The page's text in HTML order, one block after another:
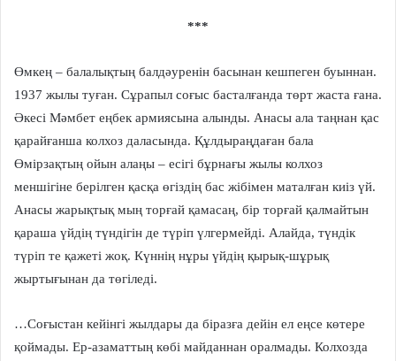
***
Өмкең – балалықтың балдәуренін басынан кешпеген буыннан.
1937 жылы туған. Сұрапыл соғыс басталғанда төрт жаста ғана.
Әкесі Мәмбет еңбек армиясына алынды. Анасы ала таңнан қас
қарайғанша колхоз даласында. Құлдыраңдаған бала
Өмірзақтың ойын алаңы – есігі бұрнағы жылы колхоз
меншігіне берілген қасқа өгіздің бас жібімен маталған киіз үй.
Анасы жарықтық мың торғай қамасаң, бір торғай қалмайтын
қараша үйдің түндігін де түріп үлгермейді. Алайда, түндік
түріп те қажеті жоқ. Күннің нұры үйдің қырық-шұрық
жыртығынан да төгіледі.
…Соғыстан кейінгі жылдары да біразға дейін ел еңсе көтере
қоймады. Ер-азаматтың көбі майданнан оралмады. Колхозда